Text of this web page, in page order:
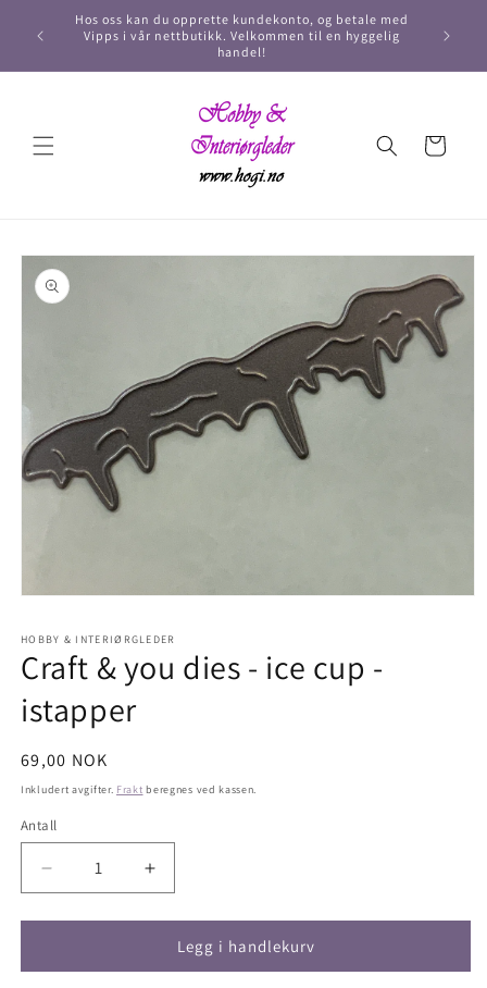
Hos oss kan du opprette kundekonto, og betale med
Vipps i vår nettbutikk. Velkommen til en hyggelig
handel!
Handlekurv
1
modal
HOBBY & INTERIØRGLEDER
Craft & you dies - ice cup -
istapper
Vanlig
pris
69,00 NOK
Inkludert avgifter. Frakt beregnes ved kassen.
Antall
Antall
antallet
for
&amp;
Øk
antallet
for
Craft
&amp;
Legg i handlekurv